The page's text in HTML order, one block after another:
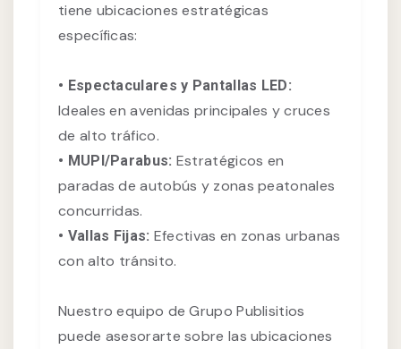
tiene ubicaciones estratégicas
específicas:
• Espectaculares y Pantallas LED:
Ideales en avenidas principales y cruces
de alto tráfico.
• MUPI/Parabus: Estratégicos en
paradas de autobús y zonas peatonales
concurridas.
• Vallas Fijas: Efectivas en zonas urbanas
con alto tránsito.
Nuestro equipo de Grupo Publisitios
puede asesorarte sobre las ubicaciones